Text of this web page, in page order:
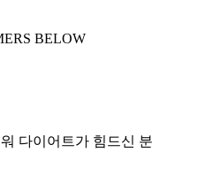
BELOW
다이어트가 힘드신 분